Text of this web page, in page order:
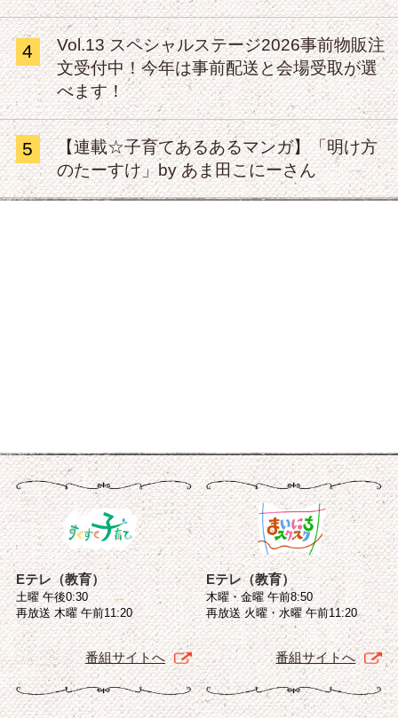
4
Vol.13 スペシャルステージ2026事前物販注
文受付中！今年は事前配送と会場受取が選
べます！
5
【連載☆子育てあるあるマンガ】「明け方
のたーすけ」by あま田こにーさん
Eテレ（教育）
土曜 午後0:30
再放送 木曜 午前11:20
番組サイトへ
Eテレ（教育）
木曜・金曜 午前8:50
再放送 火曜・水曜 午前11:20
番組サイトへ